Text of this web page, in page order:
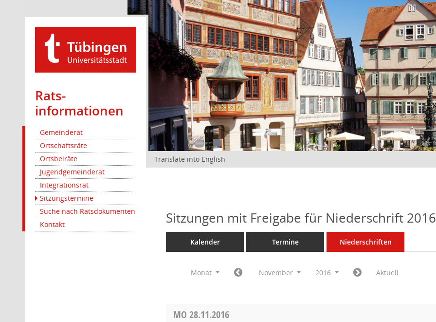
Rats­
informationen
Gemeinderat
Ortschaftsräte
Ortsbeiräte
Jugendgemeinderat
Integrationsrat
Sitzungstermine
Suche nach Ratsdokumenten
Kontakt
Translate into English
Sitzungen mit Freigabe für Niederschrift 2016
Kalender Termine Niederschriften
Monat November 2016 Aktuell
MO28.11.2016